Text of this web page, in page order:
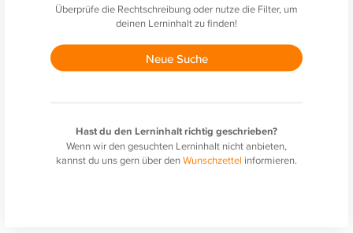
Überprüfe die Rechtschreibung oder nutze die Filter, um
deinen Lerninhalt zu finden!
Neue Suche
Hast du den Lerninhalt richtig geschrieben?
Wenn wir den gesuchten Lerninhalt nicht anbieten,
kannst du uns gern über denWunschzettel informieren.